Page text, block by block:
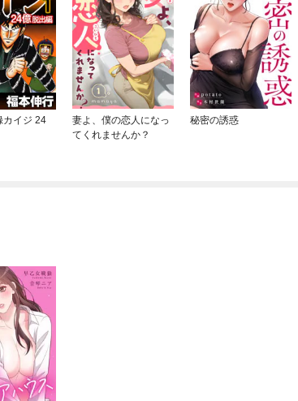
カイジ 24
妻よ、僕の恋人になっ
てくれませんか？
秘密の誘惑